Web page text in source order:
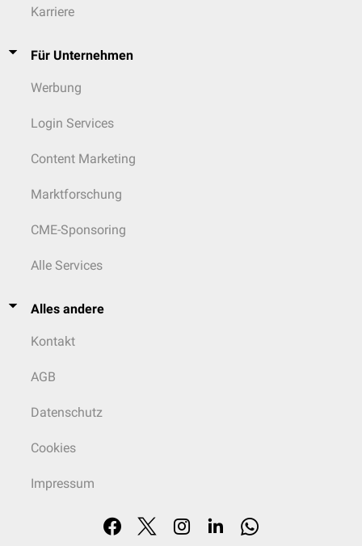
Karriere
Für Unternehmen
Werbung
Login Services
Content Marketing
Marktforschung
CME-Sponsoring
Alle Services
Alles andere
Kontakt
AGB
Datenschutz
Cookies
Impressum